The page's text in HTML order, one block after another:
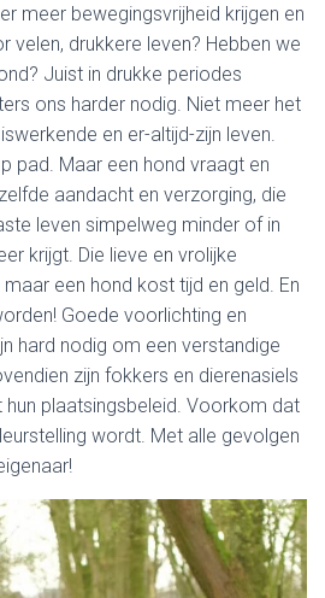
meer bewegingsvrijheid krijgen en
velen, drukkere leven? Hebben we
Juist in drukke periodes
ons harder nodig. Niet meer het
en er-altijd-zijn leven.
pad. Maar een hond vraagt en
aandacht en verzorging, die
leven simpelweg minder of in
krijgt. Die lieve en vrolijke
een hond kost tijd en geld. En
Goede voorlichting en
hard nodig om een verstandige
zijn fokkers en dierenasiels
plaatsingsbeleid. Voorkom dat
wordt. Met alle gevolgen